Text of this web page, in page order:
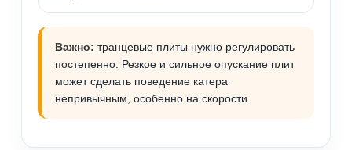
Важно: транцевые плиты нужно регулировать
постепенно. Резкое и сильное опускание плит
может сделать поведение катера
непривычным, особенно на скорости.